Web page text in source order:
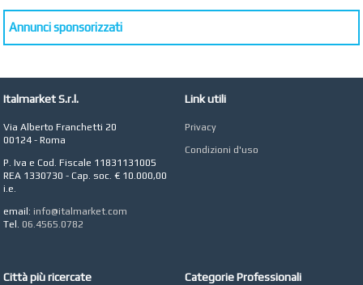
MATERA ARREDI
Giardino a Roma
Commercialista e
Roma
AZIENDA AGRICOLA DI
Annunci sponsorizzati
Italmarket S.r.l.
Via Alberto Franchetti 20
00124 - Roma
P. Iva e Cod. Fiscale 11831131005
REA 1330730 - Cap. soc. € 10.000,00
i.e.
email: info@italmarket.com
Tel. 06.4565.0782
Link utili
Privacy
Condizioni d'uso
Città più ricercate Categorie Professionali